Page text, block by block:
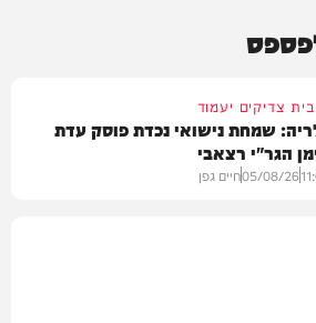
בית צדיקים יעמוד
שמחת נישואי נכדת פוסק עדת
הגר"י רצאבי
05/08/26חיים גפן